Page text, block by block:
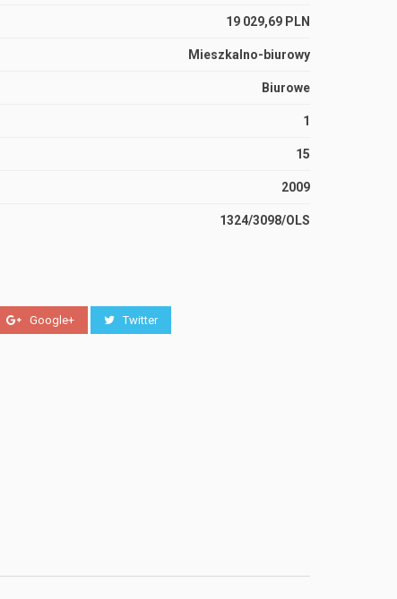
19 029,69 PLN
Mieszkalno-biurowy
Biurowe
1
15
2009
1324/3098/OLS
Google+ Twitter